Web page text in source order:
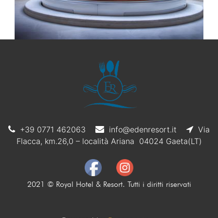
+39 0771 462063 info@edenresort.it
Via
Flacca, km.26,0 – località Ariana 04024 Gaeta(LT)
2021 © Royal Hotel & Resort. Tutti i diritti riservati